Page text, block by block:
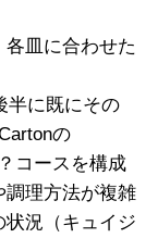
皿に合わせた
半に既にその
の
コースを構成
調理方法が複雑
況（キュイジ